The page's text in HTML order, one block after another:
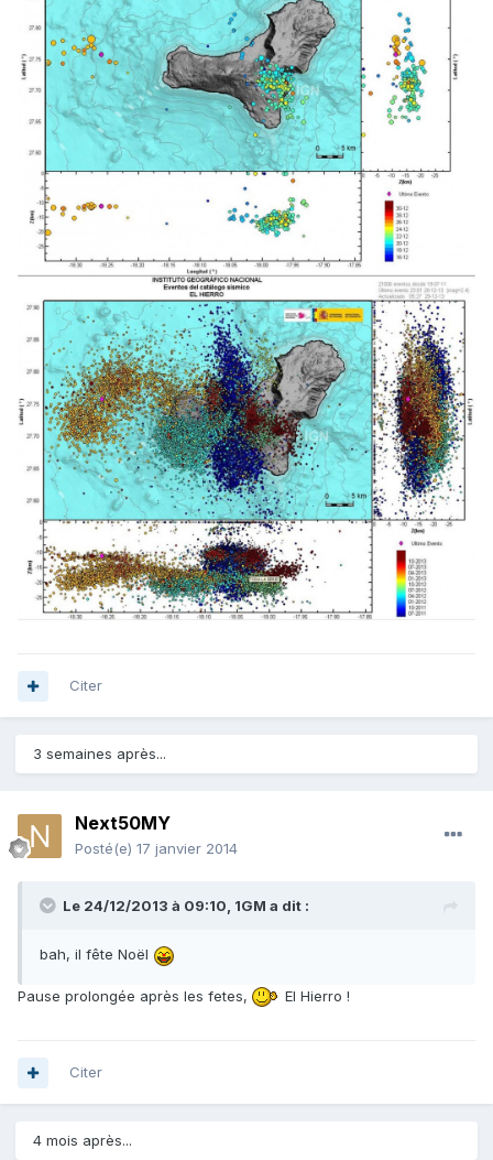
Citer
3 semaines après...
Next50MY
Posté(e) 17 janvier 2014
Le 24/12/2013 à 09:10, 1GM a dit :
bah, il fête Noël
Pause prolongée après les fetes, El Hierro !
Citer
4 mois après...